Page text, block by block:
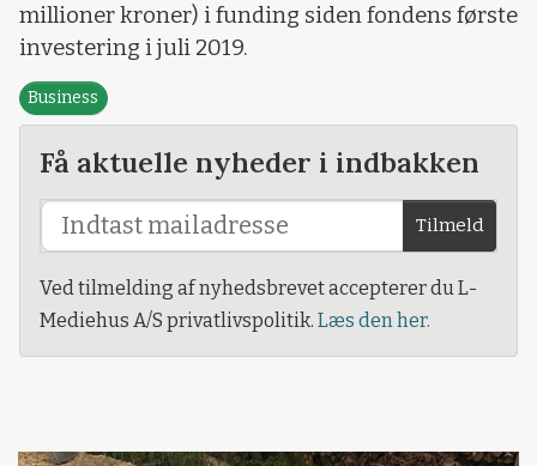
millioner kroner) i funding siden fondens første
investering i juli 2019.
Business
Få aktuelle nyheder i indbakken
Tilmeld
Ved tilmelding af nyhedsbrevet accepterer du L-
Mediehus A/S privatlivspolitik. Læs den her.